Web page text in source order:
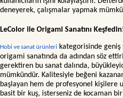
deneyerek, çalışmalar yapmak
LeColor ile Origami Sanatını
Hobi ve sanat ürünleri kategorisinde geniş
origami sanatında da adından söz
gerektiren bu sanat dalında,
mümkündür. Kalitesiyle beğeni
başlayan hem de profesyonel kişilere
basit bir kuş, isterseniz de kocaman